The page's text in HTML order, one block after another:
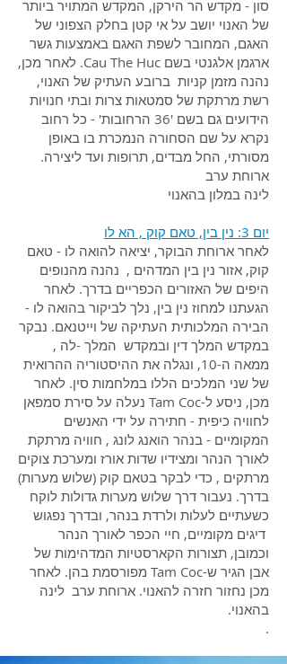
סון - מקדש הר הירקן, המקדש המתויר ביותר
של האנוי יושב על אי קטן בחלק הצפוני של
האגם, המחובר לשפת האגם באמצעות גשר
ארגמן אלגנטי בשם Cau The Huc. לאחר מכן,
נהנה מזמן קניות ברובע העתיק של האנוי,
רשת מרתקת של סמטאות צרות ובתי חנויות
הידועים גם בשם '36 הרחובות' - כל רחוב
נקרא על שם הסחורה הנמכרת בו באופן
מסורתי, החל מבדים, תרופות ועד ליצירה.
ארוחת ערב
לינה במלון בהאנוי
יום 3: נין בין, טאם קוק , הא לו
לאחר ארוחת הבוקר, יציאה להואה לו - טאם
קוק, אזור נין בין המדהים , נהנה מהנופים
היפים של האזורים הכפריים בדרך. לאחר
הגעתנו למחוז נין בין, נלך לביקור בהואה לו -
הבירה המלכותית העתיקה של וייטנאם. נבקר
במקדש המלך דין ובמקדש המלך -לה ,
ממאה ה-10, ונגלה את ההיסטוריה ההרואית
של שני המלכים הללו במלחמות סין. לאחר
מכן, ניסע ל-Tam Coc נעלה על סירת סמפאן
לחוויה כיפית - חתירה על ידי האנשים
המקומיים - בנהר הואנג לונג , חוויה מרתקת
לאורך הנהר ומצידיו שדות אורז ומערכת צוקים
מרתקים , כדי לבקר בטאם קוק (שלוש מערות)
בדרך. נעבור דרך שלוש מערות גדולות לוקח
כשעתיים לעלות ולרדת בנהר, ובדרך נפגוש
דיגים מקומיים, חיי הכפר לאורך הנהר
וכמובן, תצורות הקארסטיות המדהימות של
אבן הגיר ש-Tam Coc מפורסמת בהן. לאחר
מכן נחזור חזרה להאנוי. ארוחת ערב לינה
בהאנוי.
.